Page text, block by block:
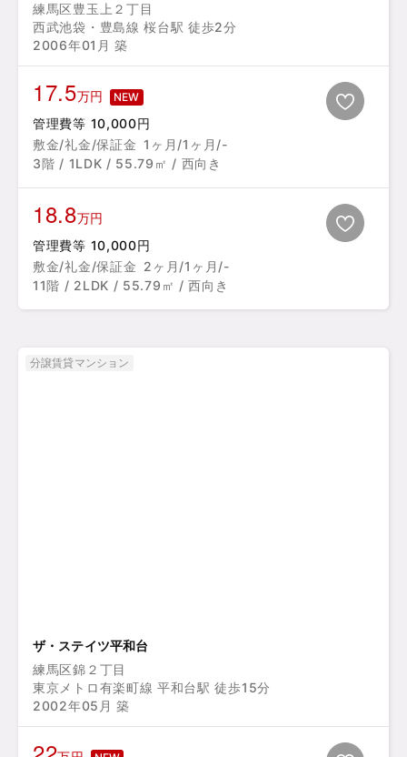
練馬区豊玉上２丁目
西武池袋・豊島線 桜台駅 徒歩2分
2006年01月 築
17.5万円 NEW
管理費等 10,000円
敷金/礼金/保証金 1ヶ月/1ヶ月/-
3階 / 1LDK / 55.79㎡ / 西向き
18.8万円
管理費等 10,000円
敷金/礼金/保証金 2ヶ月/1ヶ月/-
11階 / 2LDK / 55.79㎡ / 西向き
分譲賃貸マンション
ザ・ステイツ平和台
練馬区錦２丁目
東京メトロ有楽町線 平和台駅 徒歩15分
2002年05月 築